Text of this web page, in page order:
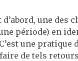
d’abord, une des
période) en
une
de tels